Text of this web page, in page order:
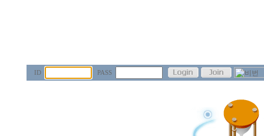
ID PASS